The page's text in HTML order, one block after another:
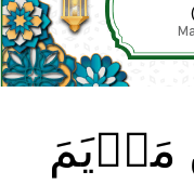
مَرۡيَمَ